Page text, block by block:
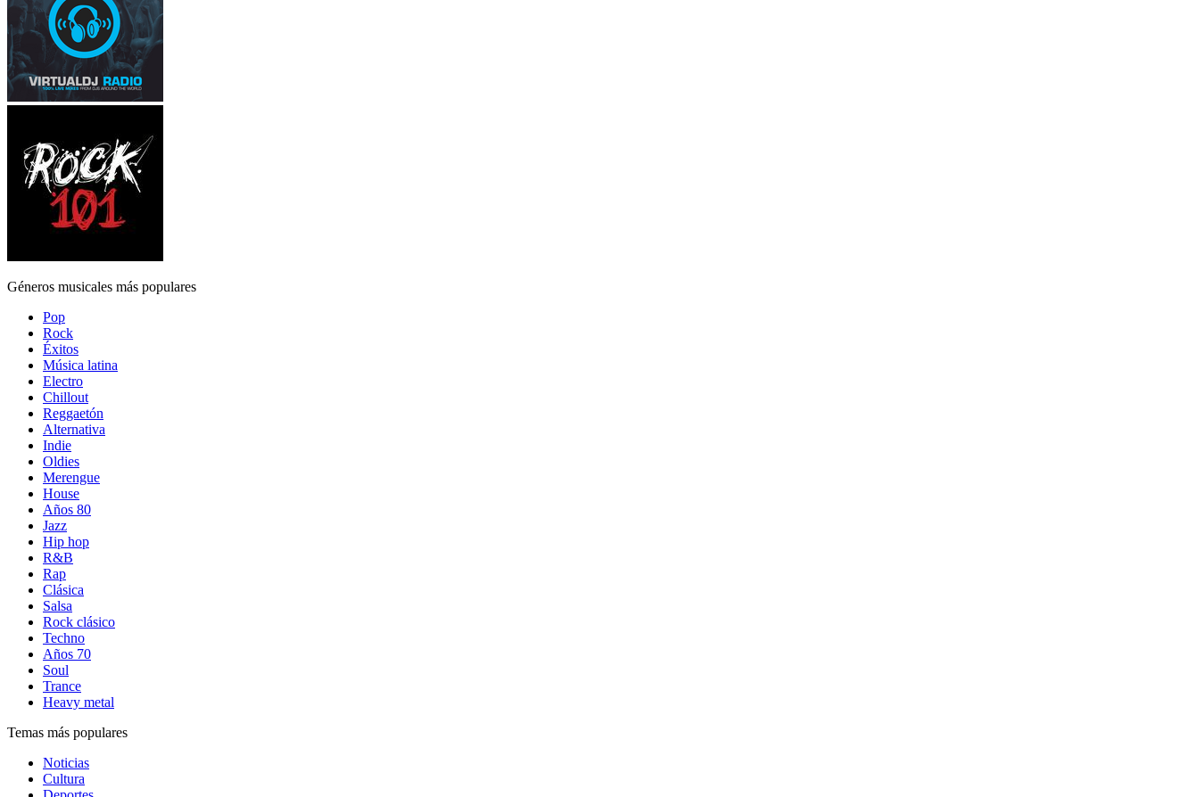
Géneros musicales más populares
Pop
Rock
Éxitos
Música latina
Electro
Chillout
Reggaetón
Alternativa
Indie
Oldies
Merengue
House
Años 80
Jazz
Hip hop
R&B
Rap
Clásica
Salsa
Rock clásico
Techno
Años 70
Soul
Trance
Heavy metal
Temas más populares
Noticias
Cultura